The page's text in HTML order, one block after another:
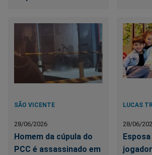
SÃO VICENTE
28/06/2026
Homem da cúpula do
PCC é assassinado em
LUCAS
28/06/